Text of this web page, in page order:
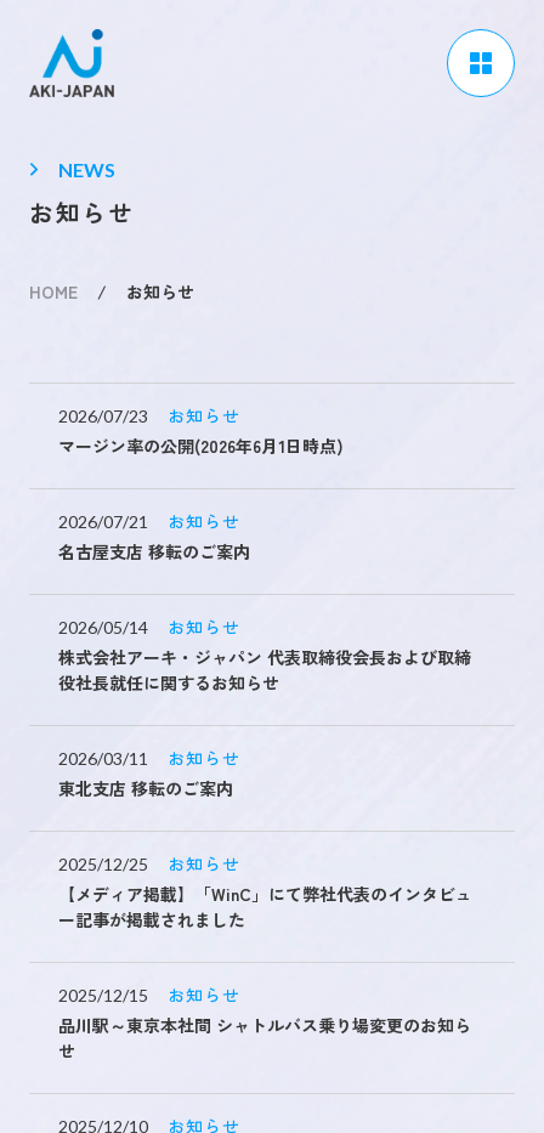
未来を創るひとづくり
キャリア登録
採用情報
ニュース
よくある質問
NEWS
お知らせ
HOME / お知らせ
2026/07/23
お知らせ
マージン率の公開(2026年6月1日時点)
2026/07/21
お知らせ
名古屋支店 移転のご案内
2026/05/14
お知らせ
株式会社アーキ・ジャパン 代表取締役会長および取締
役社長就任に関するお知らせ
2026/03/11
お知らせ
東北支店 移転のご案内
2025/12/25
お知らせ
【メディア掲載】「WinC」にて弊社代表のインタビュ
ー記事が掲載されました
2025/12/15
お知らせ
品川駅～東京本社間 シャトルバス乗り場変更のお知ら
せ
2025/12/10
お知らせ